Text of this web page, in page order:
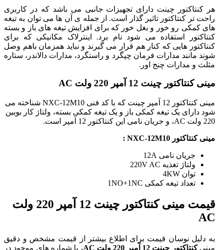
هر کنتاکتور چینت دارای تجهیزات جانبی می باشد که در کاربری
راحت تر کنتاکتور تاثیر گذار است. از جمله ی آن ها می توان به تیغه
های کمکی رو خور و بغل خور که برای افزایش تیغه های باز و بسته
کنتاکتور استفاده می شود نام برد. اینترلاک مکانیکی که برای
کنتاکتور هایی که کنار هم قرار می گیرند و نباید همزمان باهم وصل
شوند مانند مدارات فرمان چپگرد و راستگرد، مدارات دالاندر، ستاره
مثلث و مدارات چنج اور.
مینی کنتاکتور چینت 12 آمپر 220 ولت AC
مینی کنتاکتور 12 آمپر چینت که با کد فنی NXC-12M10 شناخته می
شود دارای یک تیغه کمکی باز و یک تیغه کمکی بسته، ولتاژ کار بوبین
220 ولت AC، و جریان نامی این کنتاکتور 12 آمپر است.
مینی کنتاکتور NXC-12M10 :
جریان نامی 12A
ولتاژ تغذیه 220V AC
توان 4KW
تعداد تیغه کمکی 1NO+1NC
قیمت مینی کنتاکتور چینت 12 آمپر 220 ولت
AC
به دلیل نوسان قیمت برای اطلاع بیشتر از قیمت مشخص و دقیق
مینیکنتاکتور چینت 12 آمپر 220 ولت AC ، با شماره های موجود در